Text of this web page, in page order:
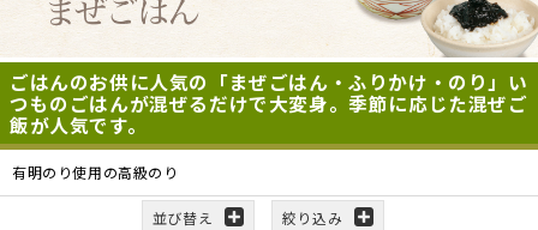
ごはんのお供に人気の「まぜごはん・ふりかけ・のり」い
つものごはんが混ぜるだけで大変身。季節に応じた混ぜご
飯が人気です。
有明のり使用の高級のり
並び替え 絞り込み